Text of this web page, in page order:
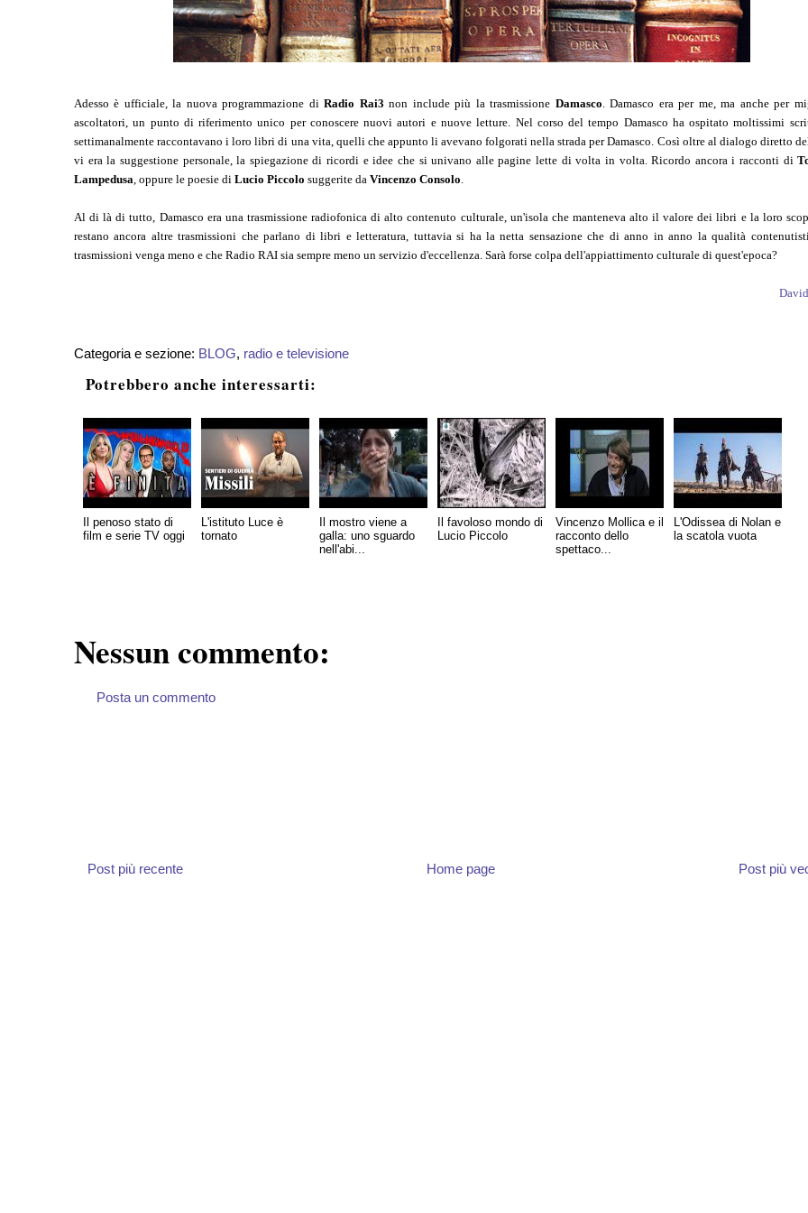
Adesso è ufficiale, la nuova programmazione diRadio Rai3 non include più la trasmissione Damasco . Damasco era per me, ma anche per
ascoltatori, un punto di riferimento unico per conoscere nuovi autori e nuove letture. Nel corso del tempo Damasco ha ospitato moltissimi
settimanalmente raccontavano i loro libri di una vita, quelli che appunto li avevano folgorati nella strada per Damasco. Così oltre al dialogo diretto
vi era la suggestione personale, la spiegazione di ricordi e idee che si univano alle pagine lette di volta in volta. Ricordo ancora i racconti di
Lampedusa , oppure le poesie di Lucio Piccolo suggerite da Vincenzo Consolo
Al di là di tutto, Damasco era una trasmissione radiofonica di alto contenuto culturale, un'isola che manteneva alto il valore dei libri e la loro
restano ancora altre trasmissioni che parlano di libri e letteratura, tuttavia si ha la netta sensazione che di anno in anno la qualità
trasmissioni venga meno e che Radio RAI sia sempre meno un servizio d'eccellenza. Sarà forse colpa dell'appiattimento culturale di quest'epoca?
Categoria e sezione: BLOG, radio e televisione
Potrebbero anche interessarti:
Il penoso stato di
film e serie TV oggi
L'istituto Luce è
tornato
Il mostro viene a
galla: uno sguardo
nell'abi...
Il favoloso mondo di
Lucio Piccolo
Vincenzo Mollica e il
racconto dello
spettaco...
L'Odissea di Nolan e
la scatola vuota
Nessun commento:
Posta un commento
Post più recente Post più
Home page